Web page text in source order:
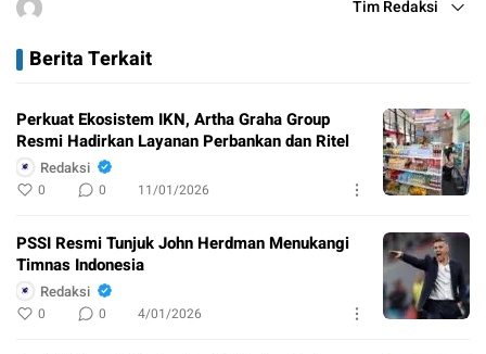
Tim Redaksi
Berita Terkait
Perkuat Ekosistem IKN, Artha Graha Group
Resmi Hadirkan Layanan Perbankan dan Ritel
Redaksi
0 0 11/01/2026
PSSI Resmi Tunjuk John Herdman Menukangi
Timnas Indonesia
Redaksi
0 0 4/01/2026